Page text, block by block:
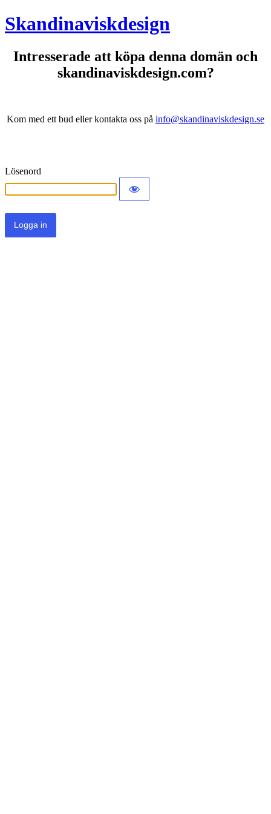
Skandinaviskdesign
Intresserade att köpa denna domän och
skandinaviskdesign.com?
Kom med ett bud eller kontakta oss på info@skandinaviskdesign.se
Lösenord